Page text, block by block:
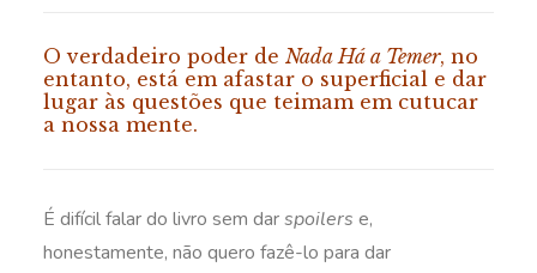
O verdadeiro poder de Nada Há a Temer, no
entanto, está em afastar o superficial e dar
lugar às questões que teimam em cutucar
a nossa mente.
É difícil falar do livro sem darspoilers e,
honestamente, não quero fazê-lo para dar